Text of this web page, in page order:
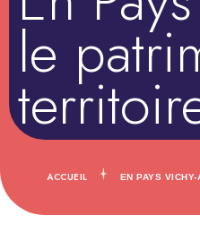
le
ACCUEIL EN PAYS